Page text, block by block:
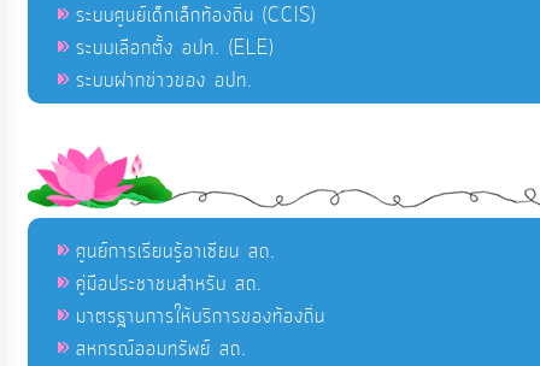
ระบบศูนย์เด็กเล็กท้องถิ่น (CCIS)
ระบบเลือกตั้ง อปท. (ELE)
ระบบฝากข่าวของ อปท.
ศูนย์การเรียนรู้อาเซียน สถ.
คู่มือประชาชนสำหรับ สถ.
มาตรฐานการให้บริการของท้องถิ่น
สหกรณ์ออมทรัพย์ สถ.